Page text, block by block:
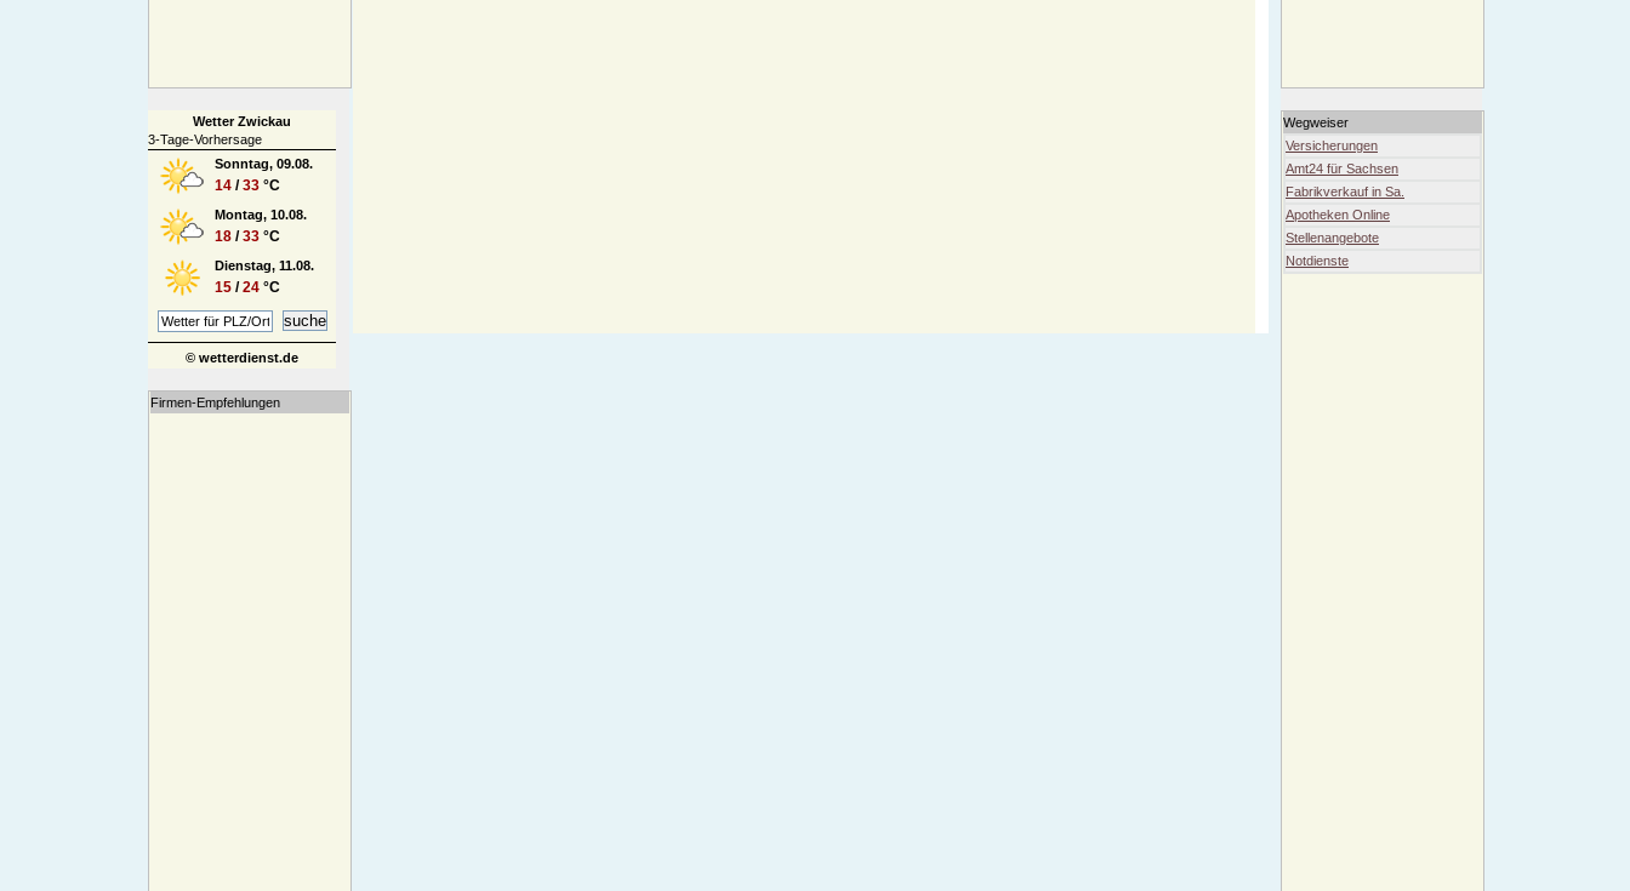
Wetter Zwickau
3-Tage-Vorhersage
Sonntag, 09.08.
14 /33 °C
Montag, 10.08.
18 /33 °C
Dienstag, 11.08.
15 /24 °C
© wetterdienst.de
Firmen-Empfehlungen
Wegweiser
Versicherungen
Amt24 für Sachsen
Fabrikverkauf in Sa.
Apotheken Online
Stellenangebote
Notdienste